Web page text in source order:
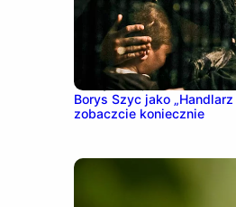
16 stycznia, 2023
Borys Szyc jako
zobaczcie koniecznie